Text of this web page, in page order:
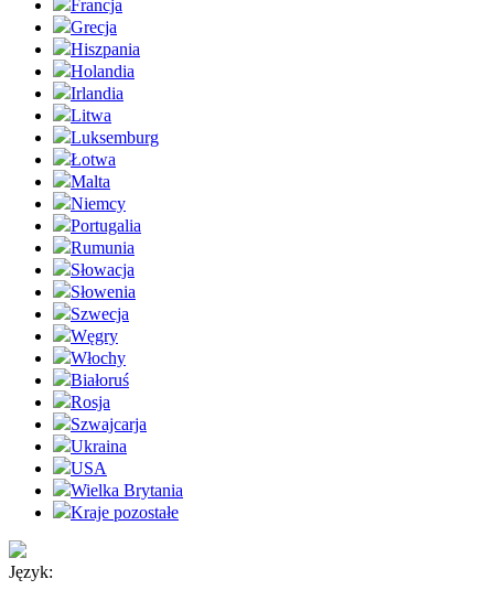
Francja
Grecja
Hiszpania
Holandia
Irlandia
Litwa
Luksemburg
Łotwa
Malta
Niemcy
Portugalia
Rumunia
Słowacja
Słowenia
Szwecja
Węgry
Włochy
Białoruś
Rosja
Szwajcarja
Ukraina
USA
Wielka Brytania
Kraje pozostałe
Język: